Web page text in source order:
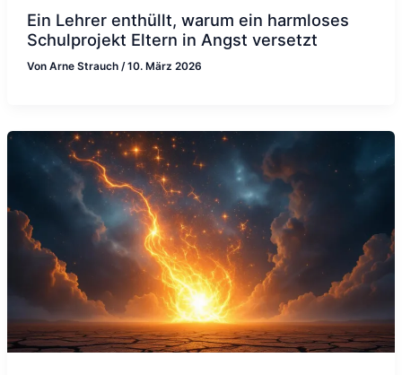
Ein Lehrer enthüllt, warum ein harmloses
Schulprojekt Eltern in Angst versetzt
Von Arne Strauch /10. März 2026